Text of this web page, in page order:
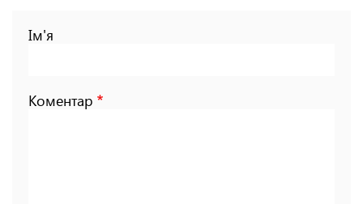
Ім'я
Коментар